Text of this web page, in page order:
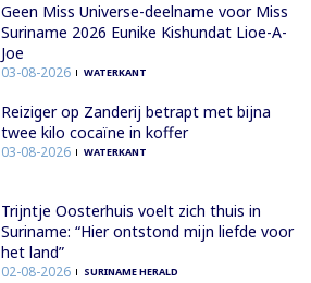
Geen Miss Universe-deelname voor Miss
Suriname 2026 Eunike Kishundat Lioe-A-
Joe
03-08-2026 WATERKANT
Reiziger op Zanderij betrapt met bijna
twee kilo cocaïne in koffer
03-08-2026 WATERKANT
Trijntje Oosterhuis voelt zich thuis in
Suriname: “Hier ontstond mijn liefde voor
het land”
02-08-2026 SURINAME HERALD